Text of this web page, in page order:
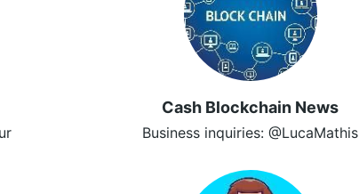
Cash Blockchain News
Business inquiries: @LucaMathis